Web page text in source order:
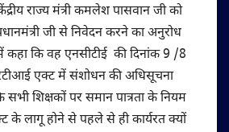
राज्य मंत्री कमलेश पासवान जी को
जी से निवेदन करने का अनुरोध
में कहा कि वह एनसीटीई की दिनांक 9 /8
एक्ट में संशोधन की अधिसूचना
शिक्षकों पर समान पात्रता के नियम
के लागू होने से पहले से ही कार्यरत क्यों